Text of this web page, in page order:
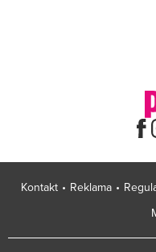
Kontakt Reklama